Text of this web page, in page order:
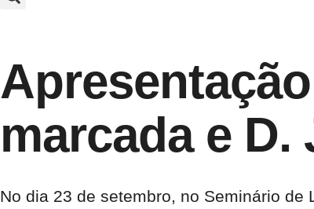
marcada e
No dia 23 de setembro, no Seminário